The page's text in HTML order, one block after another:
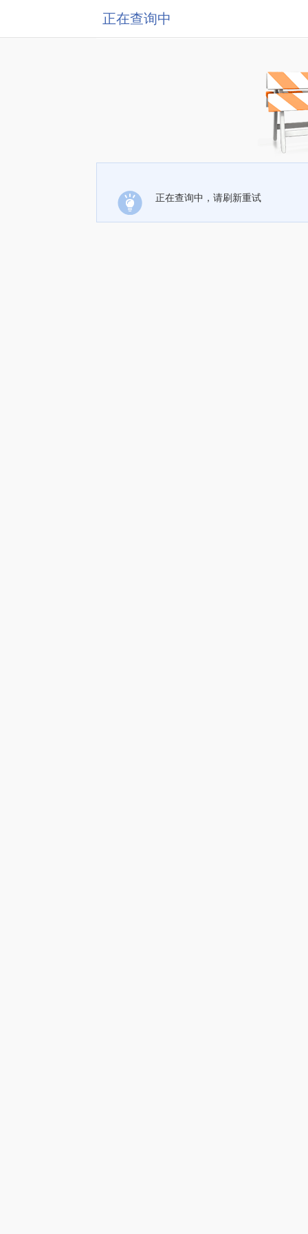
正在查询中
正在查询中，请刷新重试